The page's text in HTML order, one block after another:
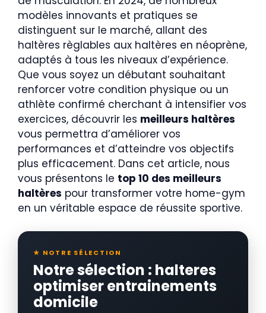
modèles innovants et pratiques se
distinguent sur le marché, allant des
haltères règlables aux haltères en néoprène,
adaptés à tous les niveaux d’expérience.
Que vous soyez un débutant souhaitant
renforcer votre condition physique ou un
athlète confirmé cherchant à intensifier vos
exercices, découvrir les meilleurs haltères
vous permettra d’améliorer vos
performances et d’atteindre vos objectifs
plus efficacement. Dans cet article, nous
vous présentons le top 10 des meilleurs
haltères pour transformer votre home-gym
en un véritable espace de réussite sportive.
★ NOTRE SÉLECTION
Notre sélection : halteres
optimiser entrainements
domicile